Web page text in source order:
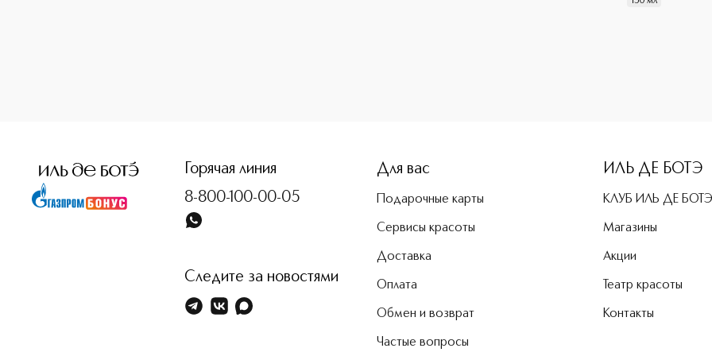
Горячая линия
8-800-100-00-05
Следите за новостями
Для вас
Подарочные карты
Сервисы красоты
Доставка
Оплата
Обмен и возврат
Частые вопросы
ИЛЬ ДЕ БОТЭ
КЛУБ ИЛЬ ДЕ БОТЭ
Магазины
Акции
Театр красоты
Контакты